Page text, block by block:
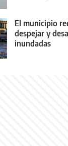
El municipio
despejar y
inundadas